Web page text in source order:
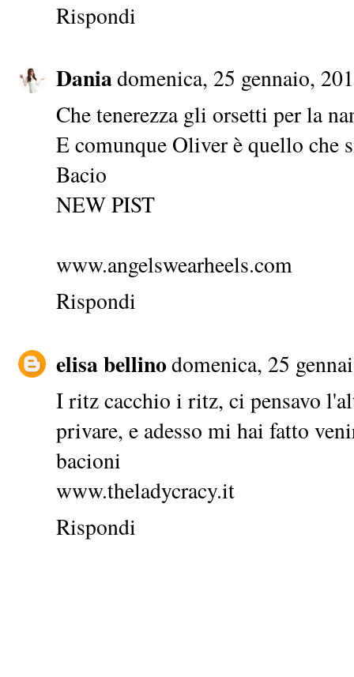
Rispondi
Daniadomenica, 25 gennaio,
Che tenerezza gli orsetti per la
E comunque Oliver è quello che
Bacio
NEW PIST
www.angelswearheels.com
Rispondi
elisa bellinodomenica, 25
I ritz cacchio i ritz, ci pensavo
privare, e adesso mi hai fatto
bacioni
www.theladycracy.it
Rispondi